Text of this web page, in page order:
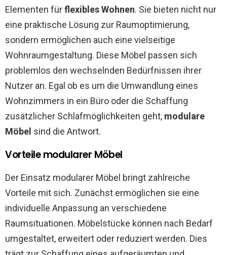
Elementen fürflexibles Wohnen. Sie bieten nicht nur
eine praktische Lösung zur Raumoptimierung,
sondern ermöglichen auch eine vielseitige
Wohnraumgestaltung. Diese Möbel passen sich
problemlos den wechselnden Bedürfnissen ihrer
Nutzer an. Egal ob es um die Umwandlung eines
Wohnzimmers in ein Büro oder die Schaffung
zusätzlicher Schlafmöglichkeiten geht, modulare
Möbel sind die Antwort.
Vorteile modularer Möbel
Der Einsatz modularer Möbel bringt zahlreiche
Vorteile mit sich. Zunächst ermöglichen sie eine
individuelle Anpassung an verschiedene
Raumsituationen. Möbelstücke können nach Bedarf
umgestaltet, erweitert oder reduziert werden. Dies